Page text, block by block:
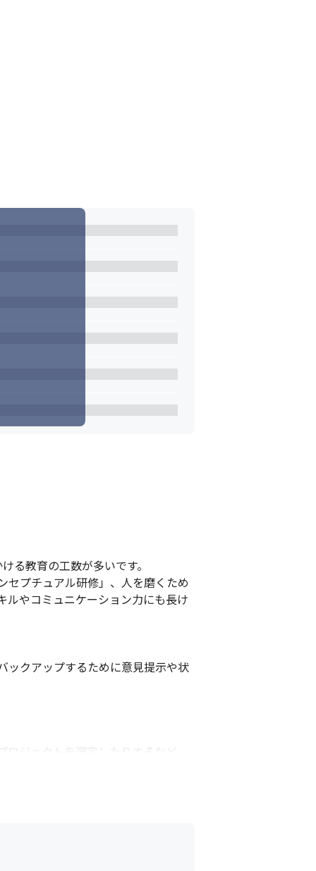
る教育の工数が多いです。
セプチュアル研修」、人を磨くため
ルやコミュニケーション力にも長け
ックアップするために意見提示や状
ジェクトを選定したりするなど、